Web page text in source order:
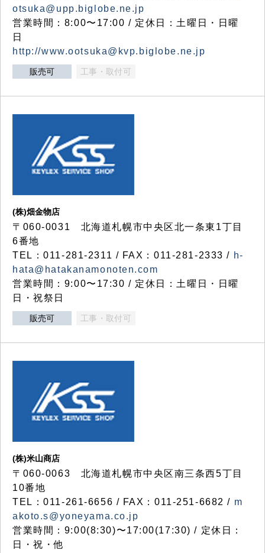
otsuka@upp.biglobe.ne.jp
営業時間：8:00〜17:00 / 定休日：土曜日・日曜
日
http://www.ootsuka@kvp.biglobe.ne.jp
販売可 工事・取付可
(株)畑金物店
〒060-0031 北海道札幌市中央区北一条東1丁目
6番地
TEL：011-281-2311 / FAX：011-281-2333 / h-
hata@hatakanamonoten.com
営業時間：9:00〜17:30 / 定休日：土曜日・日曜
日・祝祭日
販売可 工事・取付可
(株)米山商店
〒060-0063 北海道札幌市中央区南三条西5丁目
10番地
TEL：011-261-6656 / FAX：011-251-6682 / m
akoto.s@yoneyama.co.jp
営業時間：9:00(8:30)〜17:00(17:30) / 定休日：
日・祝・他